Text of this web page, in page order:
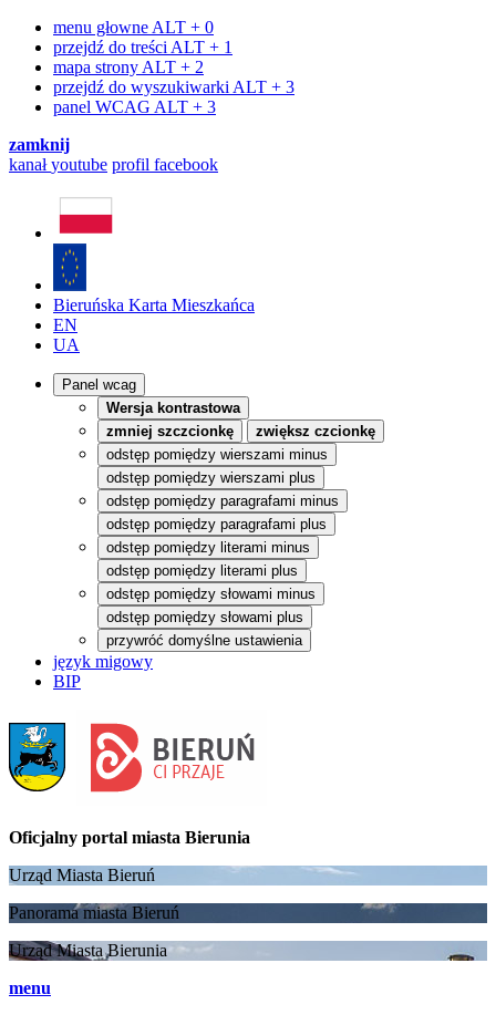
menu głowne ALT + 0
przejdź do treści ALT + 1
mapa strony ALT + 2
przejdź do wyszukiwarki ALT + 3
panel WCAG ALT + 3
zamknij
kanałyoutube profil facebook
Bieruńska Karta Mieszkańca
EN
UA
Panel wcag
Wersja kontrastowa
zmniej szczcionkę
zwiększ czcionkę
odstęp pomiędzy wierszami minus
odstęp pomiędzy wierszami plus
odstęp pomiędzy paragrafami minus
odstęp pomiędzy paragrafami plus
odstęp pomiędzy literami minus
odstęp pomiędzy literami plus
odstęp pomiędzy słowami minus
odstęp pomiędzy słowami plus
przywróć domyślne ustawienia
język migowy
BIP
Oficjalny portal miasta Bierunia
Urząd Miasta Bieruń
Panorama miasta Bieruń
Urząd Miasta Bierunia
menu